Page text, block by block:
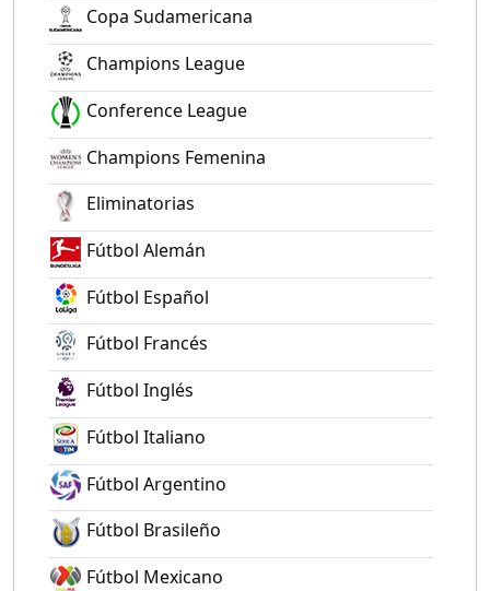
Copa Sudamericana
Champions League
Conference League
Champions Femenina
Eliminatorias
Fútbol Alemán
Fútbol Español
Fútbol Francés
Fútbol Inglés
Fútbol Italiano
Fútbol Argentino
Fútbol Brasileño
Fútbol Mexicano